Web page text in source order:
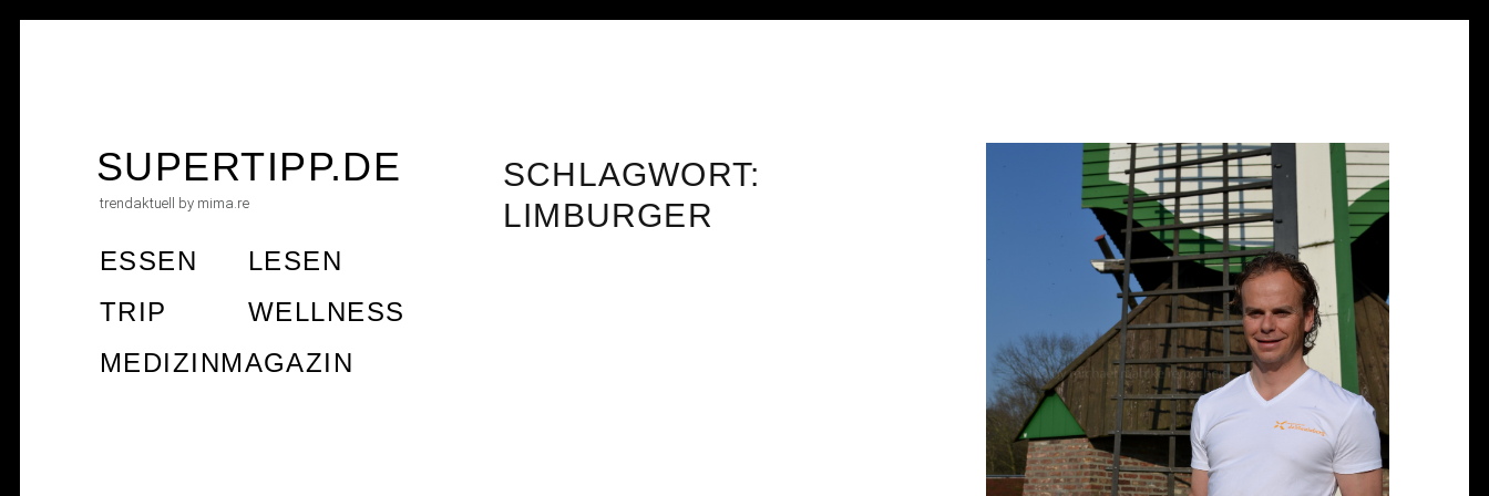
SUPERTIPP.DE
trendaktuell by mima.re
ESSEN
LESEN
TRIP
WELLNESS
MEDIZINMAGAZIN
SCHLAGWORT:
LIMBURGER